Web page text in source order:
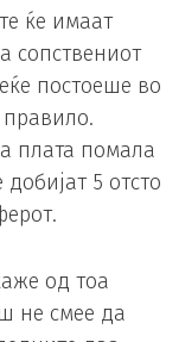
ќе имаат
сопствениот
постоеше во
правило.
плата помала
5 отсто
од тоа
не смее да